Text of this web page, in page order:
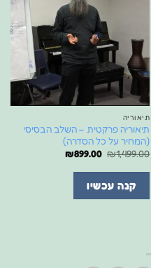
תיאוריה
תיאוריה פרקטית – השלב הבסיסי
(המחיר על כל הסדרה)
₪1,499.00
המחיר
היה:
₪899.00
המחיר
קנה עכשיו